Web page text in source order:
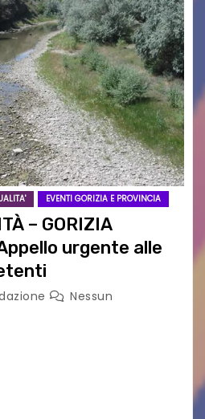
EVENTI GORIZIA E PROVINCIA
– GORIZIA
urgente alle
Nessun